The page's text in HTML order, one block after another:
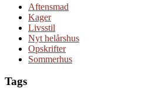
Aftensmad
Kager
Livsstil
Nyt helårshus
Opskrifter
Sommerhus
Tags